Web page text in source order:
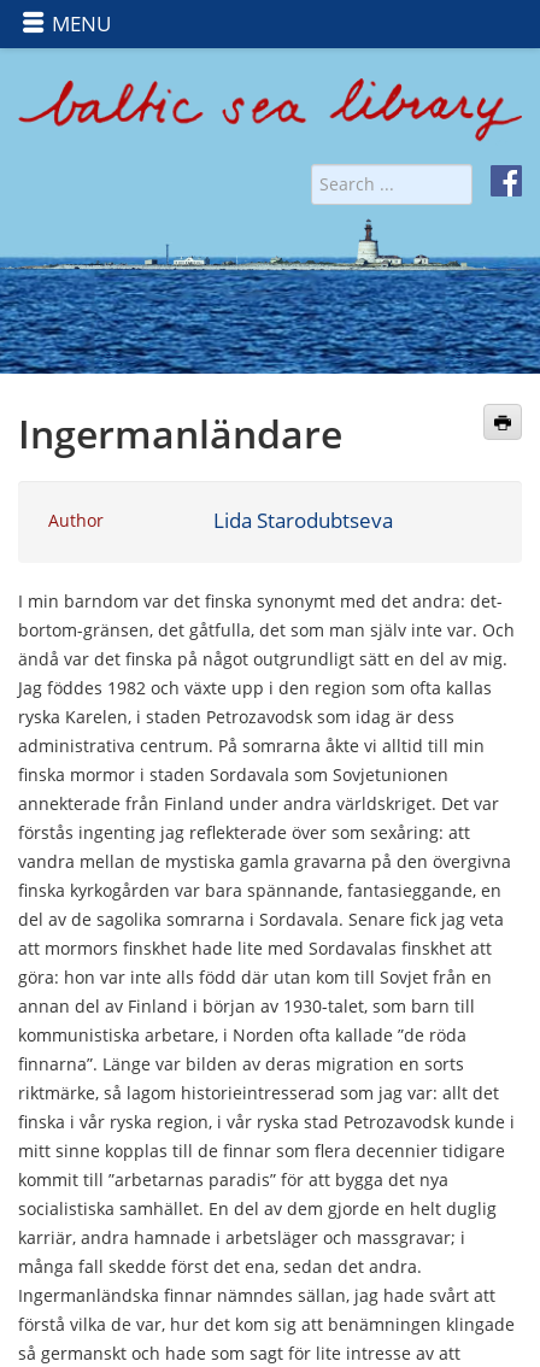
MENU
Ingermanländare
Author Lida Starodubtseva
I min barndom var det finska synonymt med det andra: det-
bortom-gränsen, det gåtfulla, det som man själv inte var. Och
ändå var det finska på något outgrundligt sätt en del av mig.
Jag föddes 1982 och växte upp i den region som ofta kallas
ryska Karelen, i staden Petrozavodsk som idag är dess
administrativa centrum. På somrarna åkte vi alltid till min
finska mormor i staden Sordavala som Sovjetunionen
annekterade från Finland under andra världskriget. Det var
förstås ingenting jag reflekterade över som sexåring: att
vandra mellan de mystiska gamla gravarna på den övergivna
finska kyrkogården var bara spännande, fantasieggande, en
del av de sagolika somrarna i Sordavala. Senare fick jag veta
att mormors finskhet hade lite med Sordavalas finskhet att
göra: hon var inte alls född där utan kom till Sovjet från en
annan del av Finland i början av 1930-talet, som barn till
kommunistiska arbetare, i Norden ofta kallade ”de röda
finnarna”. Länge var bilden av deras migration en sorts
riktmärke, så lagom historieintresserad som jag var: allt det
finska i vår ryska region, i vår ryska stad Petrozavodsk kunde i
mitt sinne kopplas till de finnar som flera decennier tidigare
kommit till ”arbetarnas paradis” för att bygga det nya
socialistiska samhället. En del av dem gjorde en helt duglig
karriär, andra hamnade i arbetsläger och massgravar; i
många fall skedde först det ena, sedan det andra.
Ingermanländska finnar nämndes sällan, jag hade svårt att
förstå vilka de var, hur det kom sig att benämningen klingade
så germanskt och hade som sagt för lite intresse av att